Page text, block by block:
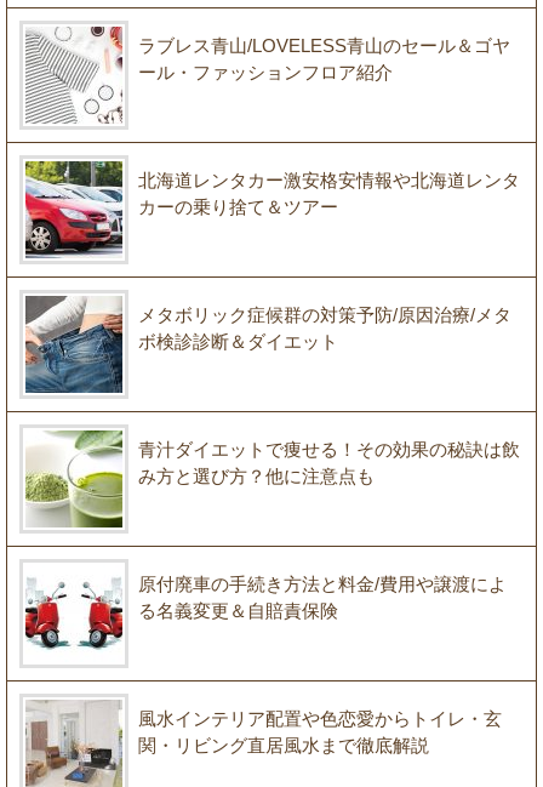
ラブレス青山/LOVELESS青山のセール＆ゴヤ
ール・ファッションフロア紹介
北海道レンタカー激安格安情報や北海道レンタ
カーの乗り捨て＆ツアー
メタボリック症候群の対策予防/原因治療/メタ
ボ検診診断＆ダイエット
青汁ダイエットで痩せる！その効果の秘訣は飲
み方と選び方？他に注意点も
原付廃車の手続き方法と料金/費用や譲渡によ
る名義変更＆自賠責保険
風水インテリア配置や色恋愛からトイレ・玄
関・リビング直居風水まで徹底解説